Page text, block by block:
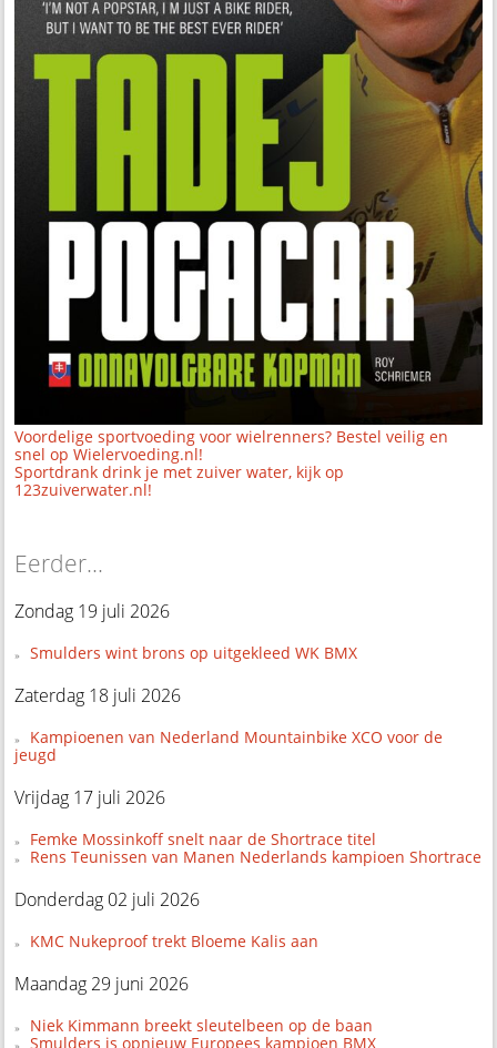
Voordelige sportvoeding voor wielrenners? Bestel veilig en
snel op Wielervoeding.nl!
Sportdrank drink je met zuiver water, kijk op
123zuiverwater.nl!
Eerder...
Zondag 19 juli 2026
Smulders wint brons op uitgekleed WK BMX
Zaterdag 18 juli 2026
Kampioenen van Nederland Mountainbike XCO voor de
jeugd
Vrijdag 17 juli 2026
Femke Mossinkoff snelt naar de Shortrace titel
Rens Teunissen van Manen Nederlands kampioen Shortrace
Donderdag 02 juli 2026
KMC Nukeproof trekt Bloeme Kalis aan
Maandag 29 juni 2026
Niek Kimmann breekt sleutelbeen op de baan
Smulders is opnieuw Europees kampioen BMX